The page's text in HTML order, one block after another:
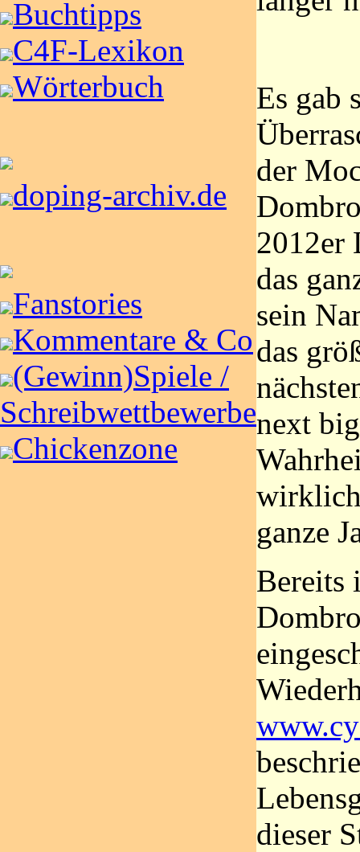
Buchtipps
C4F-Lexikon
Wörterbuch
doping-archiv.de
Fanstories
Kommentare & Co
(Gewinn)Spiele /
Schreibwettbewerbe
Chickenzone
Es gab
der
2012er
das
sein
das
next
ganze
Bereits
dieser